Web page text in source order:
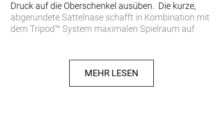
Druck auf die Oberschenkel ausüben. Die kurze,
abgerundete Sattelnase schafft in Kombination mit
dem Tripod™ System maximalen Spielraum auf
verfügt über das Plus an Dämpfung. Der Bezug
besteht aus einem robusten Material.
MEHR LESEN